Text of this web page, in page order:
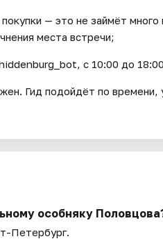
— это не займёт
места встречи;
с 10:00 до
Гид подойдёт по времени,
особняку
Петербург.